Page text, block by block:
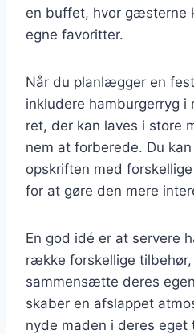
en buffet, hvor gæsterne
egne favoritter.
Når du planlægger en
inkludere hamburgerryg i
ret, der kan laves i store
nem at forberede. Du
opskriften med
for at gøre den mere
En god idé er at servere
række forskellige
sammensætte deres
skaber en afslappet
nyde maden i deres eget